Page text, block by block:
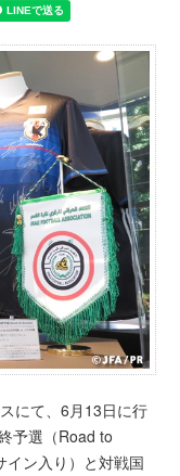
にて、6月13日に行
予選（Road to
イン入り）と対戦国